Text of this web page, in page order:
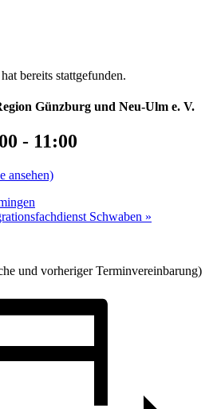
bereits stattgefunden.
Günzburg und Neu-Ulm e. V.
- 11:00
ansehen)
Schwaben »
und vorheriger Terminvereinbarung)